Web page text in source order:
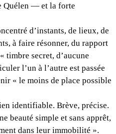
Quélen — et la forte
d’instants, de lieux, de
à faire résonner, du rapport
timbre secret, d’aucune
l’un à l’autre est passée
« le moins de place possible
identifiable. Brève, précise.
beauté simple et sans apprêt,
dans leur immobilité ».